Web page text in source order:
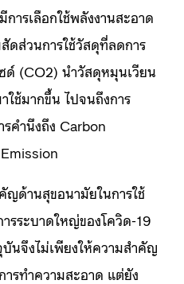
ารเลือกใช้พลังงานสะอาด
ดส่วนการใช้วัสดุที่ลดการ
ด์ (CO2) นำวัสดุหมุนเวียน
ใช้มากขึ้น ไปจนถึงการ
คำนึงถึง Carbon
ญด้านสุขอนามัยในการใช้
รระบาดใหญ่ของโควิด-19
นจึงไม่เพียงให้ความสำคัญ
ารทำความสะอาด แต่ยัง